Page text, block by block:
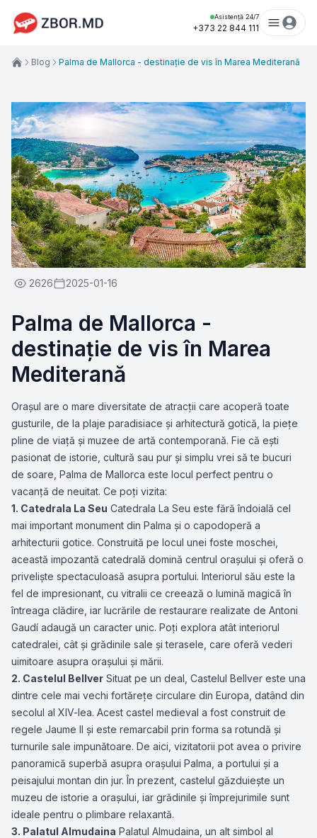
Asistență 24/7
+373 22 844 111
Blog Palma de Mallorca - destinație de vis în Marea Mediterană
2626 2025-01-16
Palma de Mallorca -
destinație de vis în Marea
Mediterană
Orașul are o mare diversitate de atracții care acoperă toate
gusturile, de la plaje paradisiace și arhitectură gotică, la piețe
pline de viață și muzee de artă contemporană. Fie că ești
pasionat de istorie, cultură sau pur și simplu vrei să te bucuri
de soare, Palma de Mallorca este locul perfect pentru o
vacanță de neuitat. Ce poți vizita:
1. Catedrala La Seu Catedrala La Seu este fără îndoială cel
mai important monument din Palma și o capodoperă a
arhitecturii gotice. Construită pe locul unei foste moschei,
această impozantă catedrală domină centrul orașului și oferă o
priveliște spectaculoasă asupra portului. Interiorul său este la
fel de impresionant, cu vitralii ce creează o lumină magică în
întreaga clădire, iar lucrările de restaurare realizate de Antoni
Gaudí adaugă un caracter unic. Poți explora atât interiorul
catedralei, cât și grădinile sale și terasele, care oferă vederi
uimitoare asupra orașului și mării.
2. Castelul Bellver Situat pe un deal, Castelul Bellver este una
dintre cele mai vechi fortărețe circulare din Europa, datând din
secolul al XIV-lea. Acest castel medieval a fost construit de
regele Jaume II și este remarcabil prin forma sa rotundă și
turnurile sale impunătoare. De aici, vizitatorii pot avea o privire
panoramică superbă asupra orașului Palma, a portului și a
peisajului montan din jur. În prezent, castelul găzduiește un
muzeu de istorie a orașului, iar grădinile și împrejurimile sunt
ideale pentru o plimbare relaxantă.
3. Palatul Almudaina Palatul Almudaina, un alt simbol al